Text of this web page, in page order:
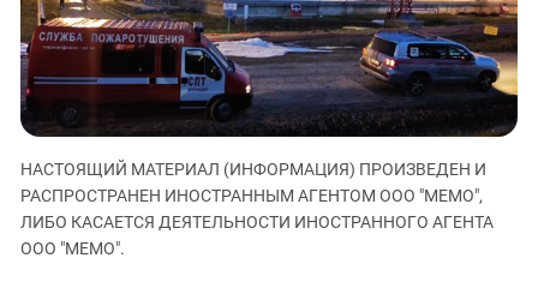
ЗАСТАВЛЯЕТ
КАВКАЗ ЗА ПАЛЕСТИНУ
ИНАКОМЫСЛИЕ В ЧЕЧНЕ
ПРЕСЛЕДОВАНИЕ АКТИВИСТОВ
МОБИЛИЗАЦИЯ И ПРОТЕСТЫ
Дагестан
Кабардино-Балкария
Калмыкия
Карачаево-Черкесия
Краснодарский край
Нагорный Карабах
НАСТОЯЩИЙ МАТЕРИАЛ (ИНФОРМАЦИЯ) ПРОИЗВЕДЕН И
РАСПРОСТРАНЕН ИНОСТРАННЫМ АГЕНТОМ ООО "МЕМО",
ЛИБО КАСАЕТСЯ ДЕЯТЕЛЬНОСТИ ИНОСТРАННОГО АГЕНТА
ООО "МЕМО".